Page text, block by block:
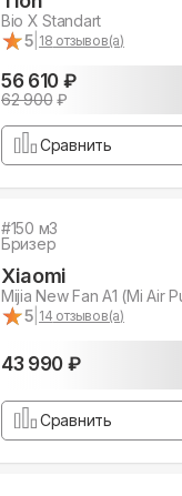
Bio X Standart
★
★5 18 отзывов(а)
56 610 ₽
62 900₽
Сравнить
#150 м3
Бризер
Xiaomi
Mijia New Fan A1 (Mi Air
★
★5 14 отзывов(а)
43 990 ₽
Сравнить